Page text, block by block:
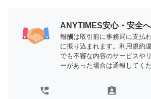
ANYTIMES安心・安全
報酬は取引前に事務局に支払
に振り込まれます。利用規約
でも不審な内容のサービスや
ーがあった場合は通報してくだ
perm_phone_msg assignment_ind